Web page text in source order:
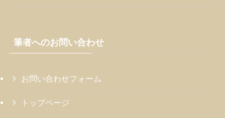
筆者へのお問い合わせ
お問い合わせフォーム
トップページ